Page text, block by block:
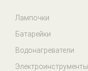
Лампочки
Батарейки
Водонагреватели
Электроинструменты